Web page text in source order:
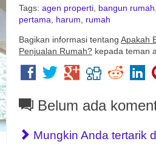
Tags: agen properti, bangun rumah,
pertama, harum, rumah
Bagikan informasi tentang Apakah
Penjualan Rumah? kepada teman
Belum ada
Mungkin Anda tertarik